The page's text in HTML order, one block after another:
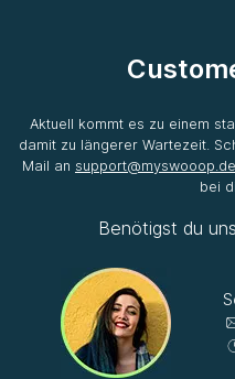
Aktuell kommt es zu einem
damit zu längerer Wartezeit.
Mail an support@myswooop.de
bei
Benötigst du